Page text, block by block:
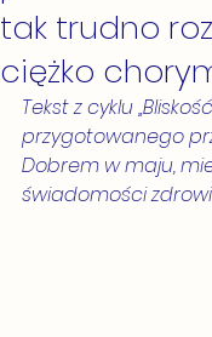
tak trudno
ciężko
Tekst z cyklu
przygotowanego
Dobrem w maju,
świadomości